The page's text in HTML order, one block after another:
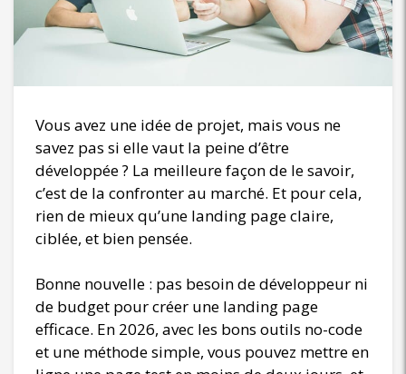
Vous avez une idée de projet, mais vous ne
savez pas si elle vaut la peine d’être
développée ? La meilleure façon de le savoir,
c’est de la confronter au marché. Et pour cela,
rien de mieux qu’une landing page claire,
ciblée, et bien pensée.
Bonne nouvelle : pas besoin de développeur ni
de budget pour créer une landing page
efficace. En 2026, avec les bons outils no-code
et une méthode simple, vous pouvez mettre en